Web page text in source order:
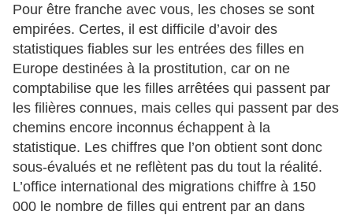
Pour être franche avec vous, les choses se sont
empirées. Certes, il est difficile d’avoir des
statistiques fiables sur les entrées des filles en
Europe destinées à la prostitution, car on ne
comptabilise que les filles arrêtées qui passent par
les filières connues, mais celles qui passent par des
chemins encore inconnus échappent à la
statistique. Les chiffres que l’on obtient sont donc
sous-évalués et ne reflètent pas du tout la réalité.
L’office international des migrations chiffre à 150
000 le nombre de filles qui entrent par an dans